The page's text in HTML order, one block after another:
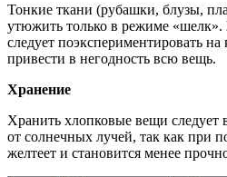
Тонкие ткани (рубашки, блузы,
утюжить только в режиме «шелк».
следует поэкспериментировать
привести в негодность всю вещь.
Хранение
Хранить хлопковые вещи следует
от солнечных лучей, так как при
желтеет и становится менее